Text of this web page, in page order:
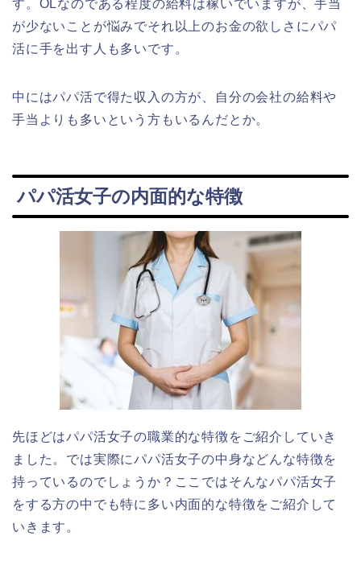
す。OLなのである程度の給料は稼いでいますが、手当
が少ないことが悩みでそれ以上のお金の欲しさにパパ
活に手を出す人も多いです。
中にはパパ活で得た収入の方が、自分の会社の給料や
手当よりも多いという方もいるんだとか。
パパ活女子の内面的な特徴
先ほどはパパ活女子の職業的な特徴をご紹介していき
ました。では実際にパパ活女子の中身などんな特徴を
持っているのでしょうか？ここではそんなパパ活女子
をする方の中でも特に多い内面的な特徴をご紹介して
いきます。